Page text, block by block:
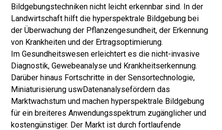
Bildgebungstechniken nicht leicht erkennbar sind. In der
Landwirtschaft hilft die hyperspektrale Bildgebung bei
der Überwachung der Pflanzengesundheit, der Erkennung
von Krankheiten und der Ertragsoptimierung.
Im Gesundheitswesen erleichtert es die nicht-invasive
Diagnostik, Gewebeanalyse und Krankheitserkennung.
Darüber hinaus Fortschritte in der Sensortechnologie,
Miniaturisierung uswDatenanalysefördern das
Marktwachstum und machen hyperspektrale Bildgebung
für ein breiteres Anwendungsspektrum zugänglicher und
kostengünstiger. Der Markt ist durch fortlaufende